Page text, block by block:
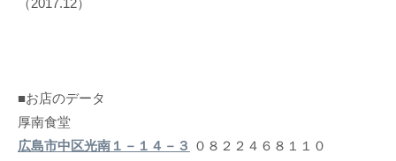
（2017.12）
■お店のデータ
厚南食堂
広島市中区光南１－１４－３ ０８２２４６８１１０